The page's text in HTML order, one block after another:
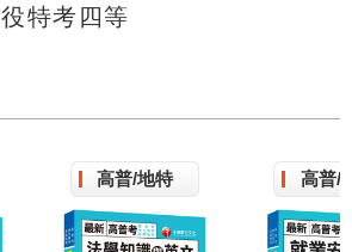
特考四等
高普/地特 高普/